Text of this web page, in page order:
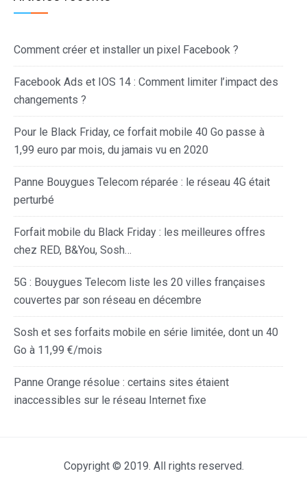
Comment créer et installer un pixel Facebook ?
Facebook Ads et IOS 14 : Comment limiter l’impact des
changements ?
Pour le Black Friday, ce forfait mobile 40 Go passe à
1,99 euro par mois, du jamais vu en 2020
Panne Bouygues Telecom réparée : le réseau 4G était
perturbé
Forfait mobile du Black Friday : les meilleures offres
chez RED, B&You, Sosh…
5G : Bouygues Telecom liste les 20 villes françaises
couvertes par son réseau en décembre
Sosh et ses forfaits mobile en série limitée, dont un 40
Go à 11,99 €/mois
Panne Orange résolue : certains sites étaient
inaccessibles sur le réseau Internet fixe
Copyright © 2019. All rights reserved.